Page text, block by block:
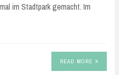
im Stadtpark gemacht. Im
READ MORE